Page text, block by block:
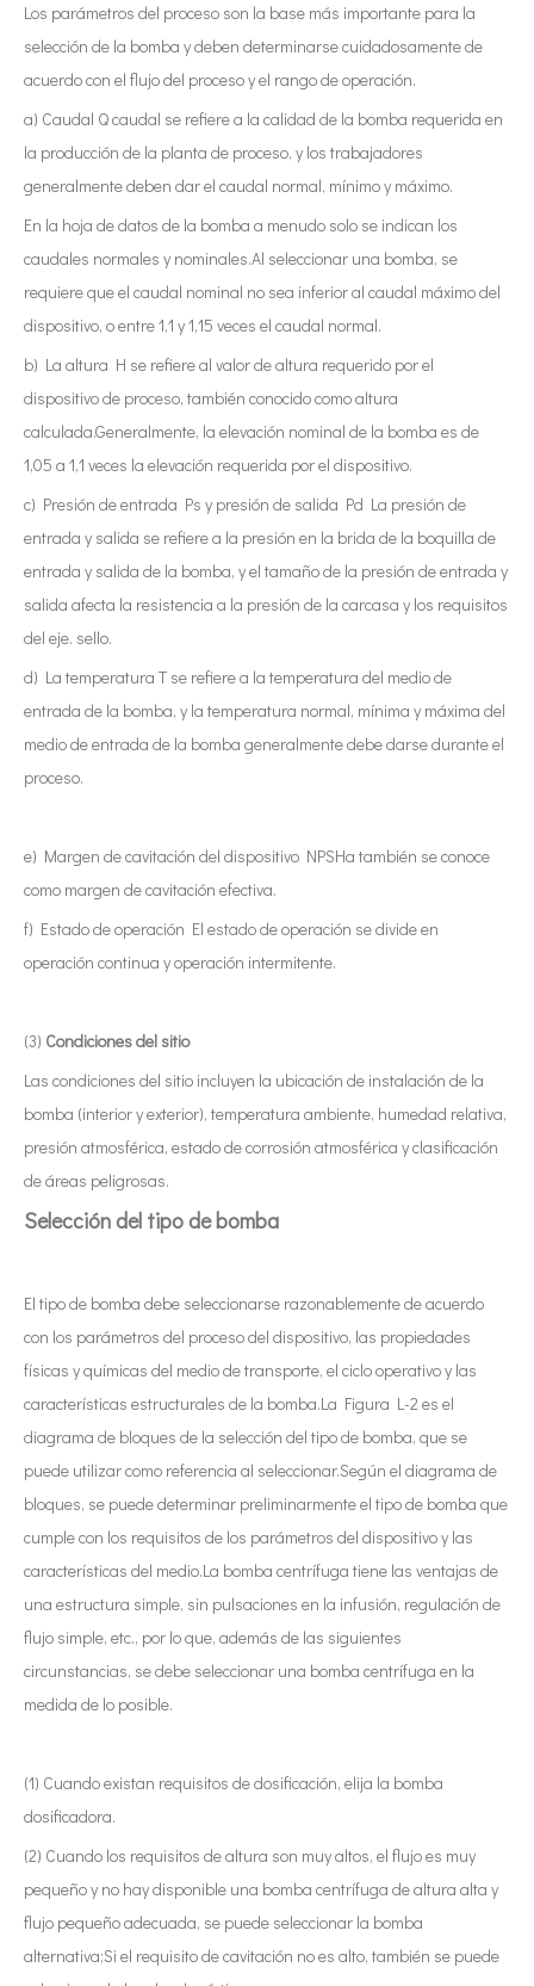
Los parámetros del proceso son la base más importante para la
selección de la bomba y deben determinarse cuidadosamente de
acuerdo con el flujo del proceso y el rango de operación.
a) Caudal Q caudal se refiere a la calidad de la bomba requerida en
la producción de la planta de proceso, y los trabajadores
generalmente deben dar el caudal normal, mínimo y máximo.
En la hoja de datos de la bomba a menudo solo se indican los
caudales normales y nominales.Al seleccionar una bomba, se
requiere que el caudal nominal no sea inferior al caudal máximo del
dispositivo, o entre 1,1 y 1,15 veces el caudal normal.
b) La altura H se refiere al valor de altura requerido por el
dispositivo de proceso, también conocido como altura
calculada.Generalmente, la elevación nominal de la bomba es de
1,05 a 1,1 veces la elevación requerida por el dispositivo.
c) Presión de entrada Ps y presión de salida Pd La presión de
entrada y salida se refiere a la presión en la brida de la boquilla de
entrada y salida de la bomba, y el tamaño de la presión de entrada y
salida afecta la resistencia a la presión de la carcasa y los requisitos
del eje. sello.
d) La temperatura T se refiere a la temperatura del medio de
entrada de la bomba, y la temperatura normal, mínima y máxima del
medio de entrada de la bomba generalmente debe darse durante el
proceso.
e) Margen de cavitación del dispositivo NPSHa también se conoce
como margen de cavitación efectiva.
f) Estado de operación El estado de operación se divide en
operación continua y operación intermitente.
(3) Condiciones del sitio
Las condiciones del sitio incluyen la ubicación de instalación de la
bomba (interior y exterior), temperatura ambiente, humedad relativa,
presión atmosférica, estado de corrosión atmosférica y clasificación
de áreas peligrosas.
Selección del tipo de bomba
El tipo de bomba debe seleccionarse razonablemente de acuerdo
con los parámetros del proceso del dispositivo, las propiedades
físicas y químicas del medio de transporte, el ciclo operativo y las
características estructurales de la bomba.La Figura L-2 es el
diagrama de bloques de la selección del tipo de bomba, que se
puede utilizar como referencia al seleccionar.Según el diagrama de
bloques, se puede determinar preliminarmente el tipo de bomba que
cumple con los requisitos de los parámetros del dispositivo y las
características del medio.La bomba centrífuga tiene las ventajas de
una estructura simple, sin pulsaciones en la infusión, regulación de
flujo simple, etc., por lo que, además de las siguientes
circunstancias, se debe seleccionar una bomba centrífuga en la
medida de lo posible.
(1) Cuando existan requisitos de dosificación, elija la bomba
dosificadora.
(2) Cuando los requisitos de altura son muy altos, el flujo es muy
pequeño y no hay disponible una bomba centrífuga de altura alta y
flujo pequeño adecuada, se puede seleccionar la bomba
alternativa;Si el requisito de cavitación no es alto, también se puede